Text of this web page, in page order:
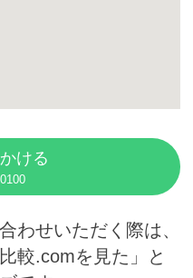
ける
わせいただく際は、
較.comを見た」と